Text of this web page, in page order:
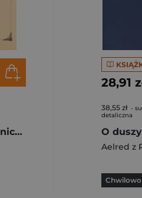
Reguła dla pustelnicy Modlitwa pastoralna
28,91
38,55 zł -
detaliczna
O duszy
Aelred z